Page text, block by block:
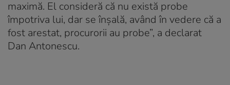
maximă. El consideră că nu există probe
împotriva lui, dar se înșală, având în vedere că a
fost arestat, procurorii au probe”, a declarat
Dan Antonescu.